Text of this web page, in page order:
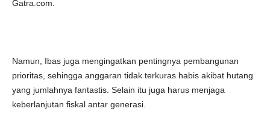
Gatra.com.
Namun, Ibas juga mengingatkan pentingnya pembangunan
prioritas, sehingga anggaran tidak terkuras habis akibat hutang
yang jumlahnya fantastis. Selain itu juga harus menjaga
keberlanjutan fiskal antar generasi.